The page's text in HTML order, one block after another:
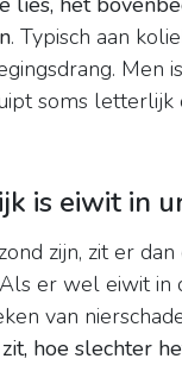
. Typisch aan
Men
soms letterlijk
is eiwit in
zijn, zit er
er wel eiwit in
van
hoe slechter